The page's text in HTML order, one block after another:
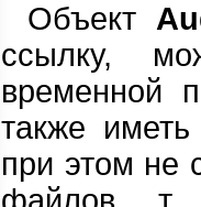
Объект
ссылку,
временной
также
при этом не